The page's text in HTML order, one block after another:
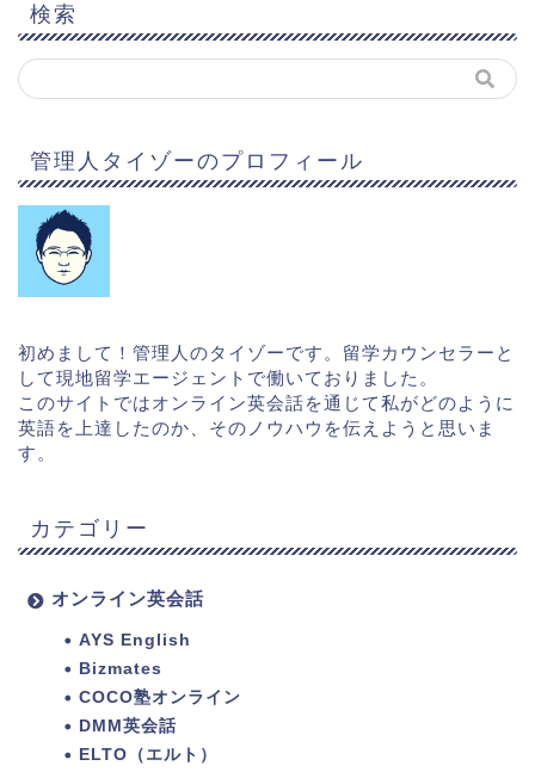
検索
管理人タイゾーのプロフィール
初めまして！管理人のタイゾーです。留学カウンセラーと
して現地留学エージェントで働いておりました。
このサイトではオンライン英会話を通じて私がどのように
英語を上達したのか、そのノウハウを伝えようと思いま
す。
カテゴリー
オンライン英会話
AYS English
Bizmates
COCO塾オンライン
DMM英会話
ELTO（エルト）